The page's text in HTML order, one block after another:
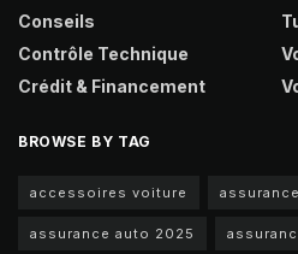
Conseils
Contrôle Technique
Crédit & Financement
BROWSE BY TAG
accessoires voiture assurance
assurance auto 2025